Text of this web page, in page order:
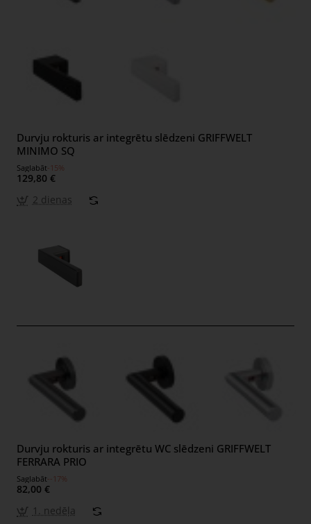
Durvju rokturis ar integrētu slēdzeni GRIFFWELT
MINIMO SQ
Saglabāt-15%
129,80 €
2 dienas
Durvju rokturis ar integrētu WC slēdzeni GRIFFWELT
FERRARA PRIO
Saglabāt--17%
82,00 €
1. nedēļa